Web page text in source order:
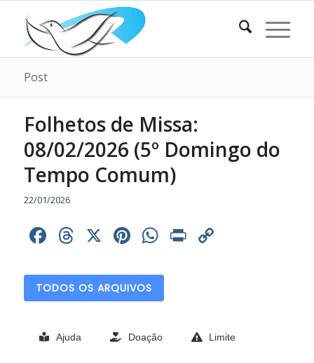
Post
Folhetos de Missa:
08/02/2026 (5º Domingo do
Tempo Comum)
22/01/2026
Facebook
Threads
X Pinterest
WhatsApp
Print
TODOS OS ARQUIVOS
Ajuda Doação Limite